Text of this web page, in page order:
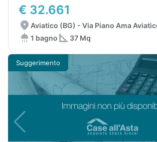
€ 32.661
Aviatico (BG) - Via Piano Ama
1 bagno
37 Mq
Suggerimento